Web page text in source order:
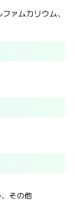
ァムカリウム、
その他